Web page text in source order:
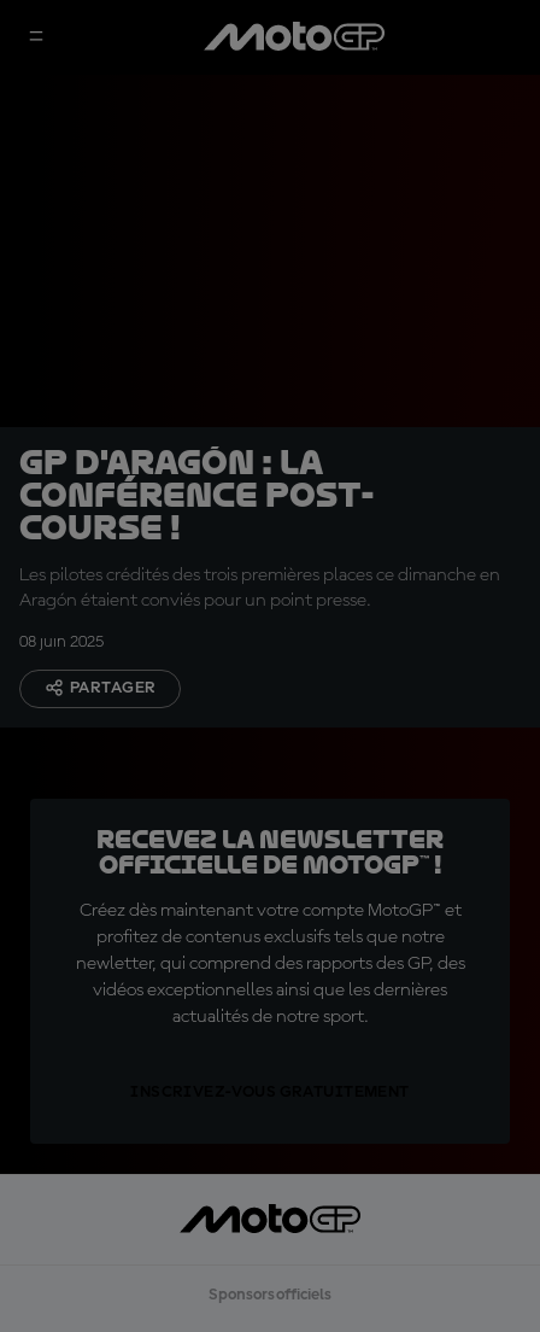
GP d'Aragón : la
conférence post-
course !
Les pilotes crédités des trois premières places ce dimanche en
Aragón étaient conviés pour un point presse.
08 juin 2025
PARTAGER
Recevez la Newsletter
officielle de MotoGP™ !
Créez dès maintenant votre compte MotoGP™ et
profitez de contenus exclusifs tels que notre
newletter, qui comprend des rapports des GP, des
vidéos exceptionnelles ainsi que les dernières
actualités de notre sport.
Sponsors officiels